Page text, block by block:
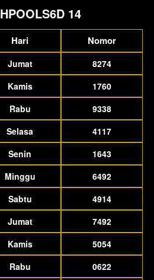
14
Hari Nomor
Jumat
8274
Kamis
1760
Rabu
9338
Selasa
4117
Senin
1643
Minggu
6492
Sabtu
4914
Jumat
7492
Kamis
5054
Rabu 0622